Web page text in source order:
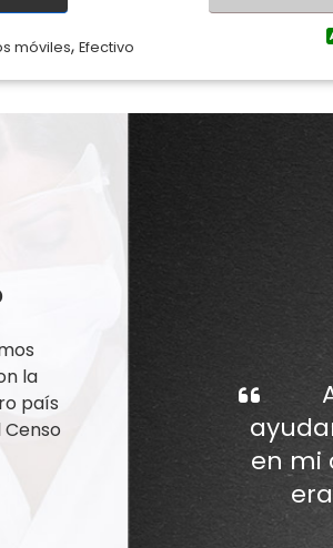
móviles, Efectivo
la
país
en mi